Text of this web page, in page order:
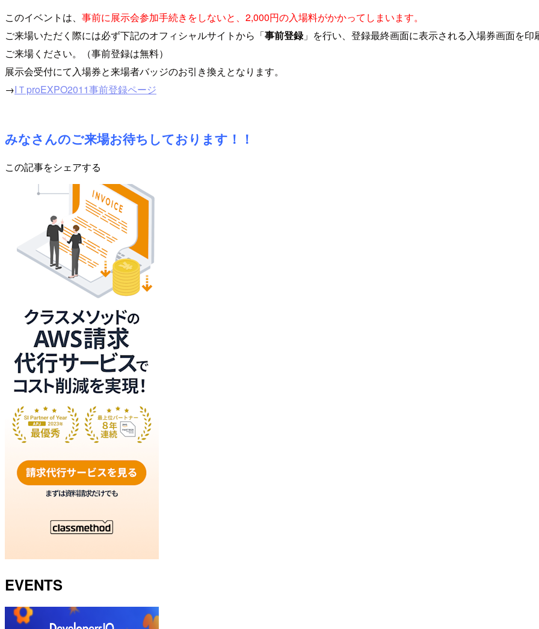
このイベントは、 事前に展示会参加手続きをしないと、2,000円の入場料がかかってしまいます。
ご来場いただく際には必ず下記のオフィシャルサイトから「事前登録」を行い、登録最終画面に表示される入場券画面を印
ご来場ください。（事前登録は無料）
展示会受付にて入場券と来場者バッジのお引き換えとなります。
→IＴproEXPO2011事前登録ページ
みなさんのご来場お待ちしております！！
この記事をシェアする
EVENTS